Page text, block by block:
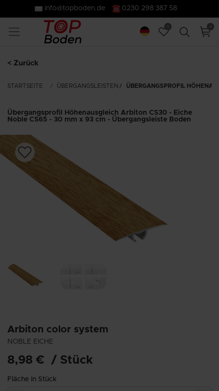
info@topboden.de 0230 298 387 58
< Zurück
STARTSEITE ÜBERGANGSLEISTEN ÜBERGANGSPROFIL
Übergangsprofil Höhenausgleich Arbiton CS30 - Eiche
Noble CS65 - 30 mm x 93 cm - Übergangsleiste Boden
Arbiton color system
NOBLE EICHE
8,98 € / Stück
Fläche in Stück